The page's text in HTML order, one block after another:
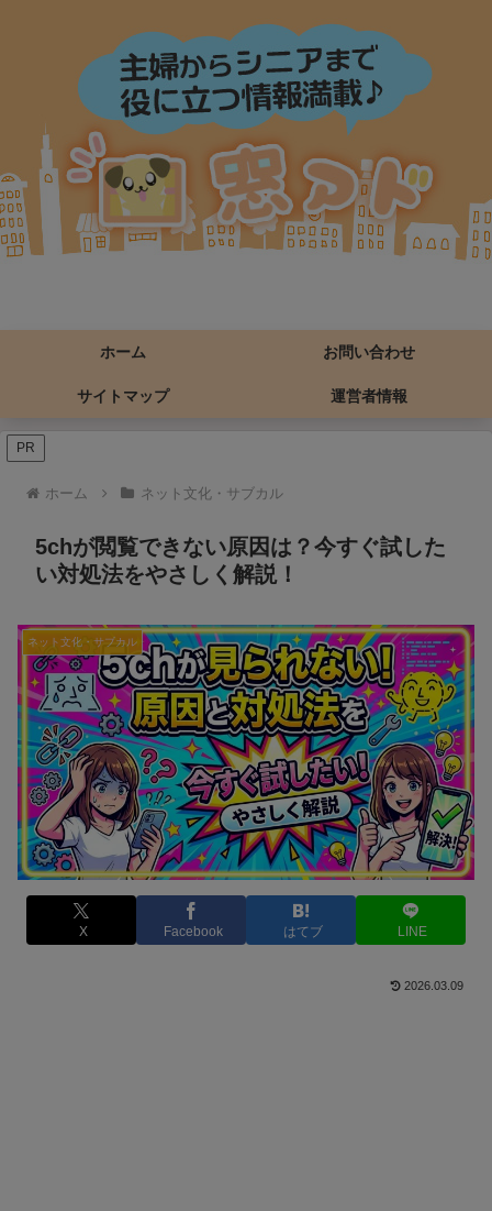
ホーム お問い合わせ
サイトマップ 運営者情報
PR
ホーム ネット文化・サブカル
5chが閲覧できない原因は？今すぐ試した
い対処法をやさしく解説！
ネット文化・サブカル
X Facebook はてブ LINE
2026.03.09